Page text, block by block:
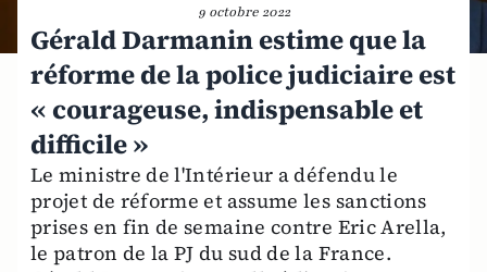
9 octobre 2022
Gérald Darmanin estime que la
réforme de la police judiciaire est
« courageuse, indispensable et
difficile »
Le ministre de l'Intérieur a défendu le
projet de réforme et assume les sanctions
prises en fin de semaine contre Eric Arella,
le patron de la PJ du sud de la France.